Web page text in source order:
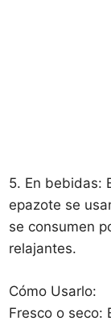
5. En bebidas:
epazote se
se consumen
relajantes.
Cómo Usarlo:
Fresco o seco: